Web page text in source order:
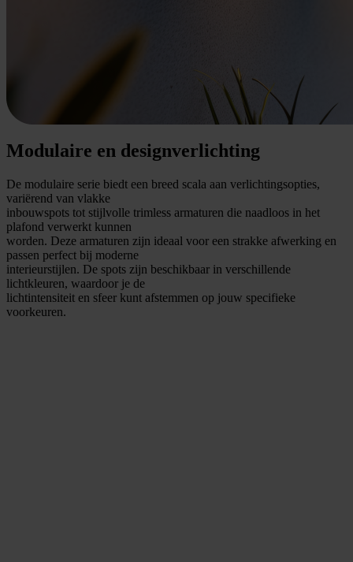
Modulaire en designverlichting
De modulaire serie biedt een breed scala aan verlichtingsopties,
variërend van vlakke
inbouwspots tot stijlvolle trimless armaturen die naadloos in het
plafond verwerkt kunnen
worden. Deze armaturen zijn ideaal voor een strakke afwerking en
passen perfect bij moderne
interieurstijlen. De spots zijn beschikbaar in verschillende
lichtkleuren, waardoor je de
lichtintensiteit en sfeer kunt afstemmen op jouw specifieke
voorkeuren.